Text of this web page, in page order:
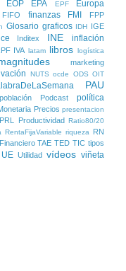
EOP EPA EPF
Europa
FIFO finanzas FMI
FPP
Glosario graficos IDH IGE
Inditex INE inflación
IVA latam libros logística
marketing
NUTS ocde ODS OIT
PAU
población Podcast
política
Precios presentacion
PRL Productividad Ratio80/20
RentaFijaVariable riqueza
RN
TAE TED TIC tipos
UE Utilidad vídeos viñeta